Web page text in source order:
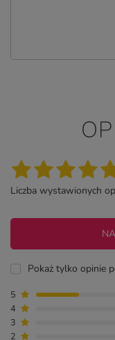
Liczba wystawionych
Pokaż tylko opinie
5
4
3
2